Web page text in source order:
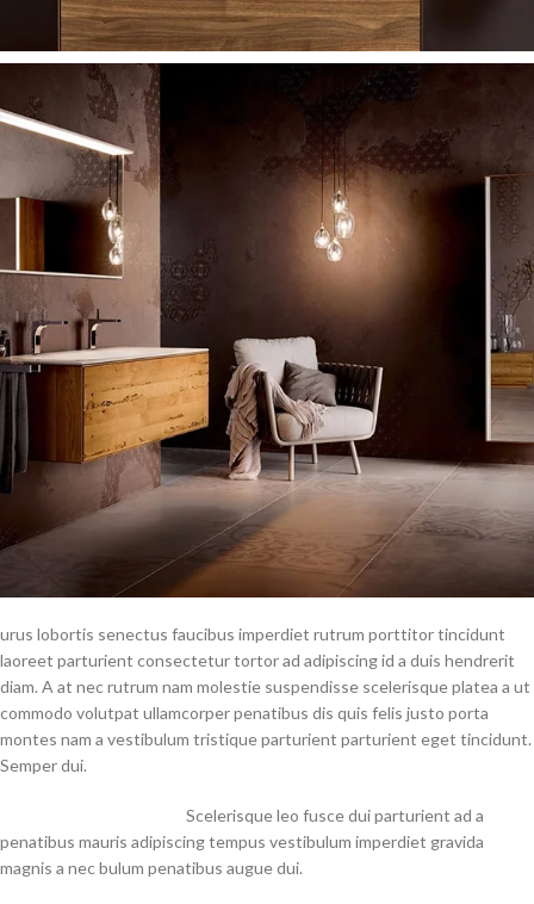
urus lobortis senectus faucibus imperdiet rutrum porttitor tincidunt
laoreet parturient consectetur tortor ad adipiscing id a duis hendrerit
diam. A at nec rutrum nam molestie suspendisse scelerisque platea a ut
commodo volutpat ullamcorper penatibus dis quis felis justo porta
montes nam a vestibulum tristique parturient parturient eget tincidunt.
Semper dui.
Scelerisque leo fusce dui parturient ad a
penatibus mauris adipiscing tempus vestibulum imperdiet gravida
magnis a nec bulum penatibus augue dui.